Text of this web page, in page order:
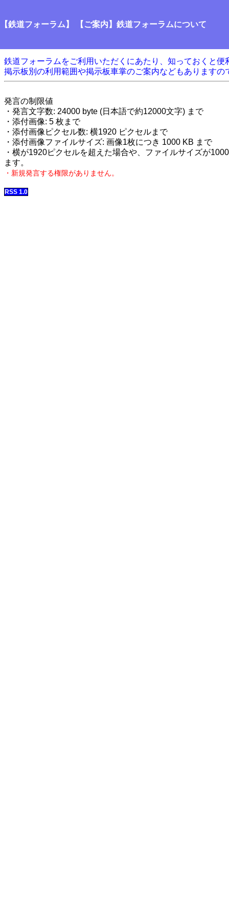
【鉄道フォーラム】 【ご案内】鉄道フォーラムについて
鉄道フォーラムをご利用いただくにあたり、知っておくと便
掲示板別の利用範囲や掲示板車掌のご案内などもありますの
発言の制限値
・発言文字数: 24000 byte (日本語で約12000文字) まで
・添付画像: 5 枚まで
・添付画像ピクセル数: 横1920 ピクセルまで
・添付画像ファイルサイズ: 画像1枚につき 1000 KB まで
・横が1920ピクセルを超えた場合や、ファイルサイズが
ます。
・新規発言する権限がありません。
RSS 1.0